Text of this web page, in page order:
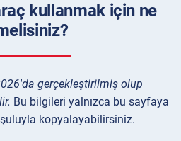
kullanmak için ne
gerçekleştirilmiş olup
Bu bilgileri yalnızca bu sayfaya
kopyalayabilirsiniz.